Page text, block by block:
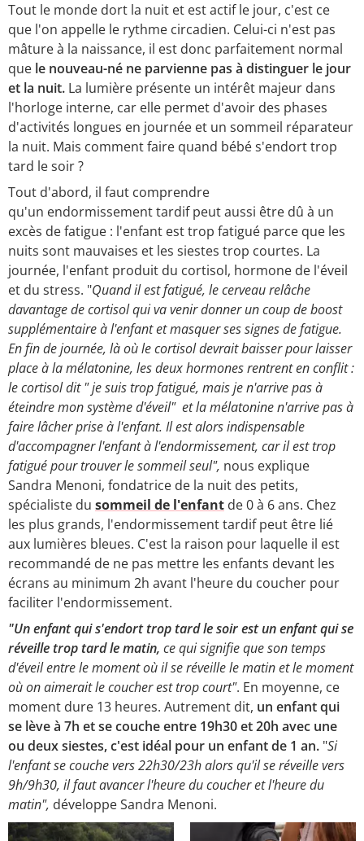
Tout le monde dort la nuit et est actif le jour, c'est ce
que l'on appelle le rythme circadien. Celui-ci n'est pas
mâture à la naissance, il est donc parfaitement normal
que le nouveau-né ne parvienne pas à distinguer le jour
et la nuit. La lumière présente un intérêt majeur dans
l'horloge interne, car elle permet d'avoir des phases
d'activités longues en journée et un sommeil réparateur
la nuit. Mais comment faire quand bébé s'endort trop
tard le soir ?
Tout d'abord, il faut comprendre
qu'un endormissement tardif peut aussi être dû à un
excès de fatigue : l'enfant est trop fatigué parce que les
nuits sont mauvaises et les siestes trop courtes. La
journée, l'enfant produit du cortisol, hormone de l'éveil
et du stress. "Quand il est fatigué, le cerveau relâche
davantage de cortisol qui va venir donner un coup de boost
supplémentaire à l'enfant et masquer ses signes de fatigue.
En fin de journée, là où le cortisol devrait baisser pour laisser
place à la mélatonine, les deux hormones rentrent en conflit :
le cortisol dit " je suis trop fatigué, mais je n'arrive pas à
éteindre mon système d'éveil" et la mélatonine n'arrive pas à
faire lâcher prise à l'enfant. Il est alors indispensable
d'accompagner l'enfant à l'endormissement, car il est trop
fatigué pour trouver le sommeil seul", nous explique
Sandra Menoni, fondatrice de la nuit des petits,
spécialiste du sommeil de l'enfant de 0 à 6 ans. Chez
les plus grands, l'endormissement tardif peut être lié
aux lumières bleues. C'est la raison pour laquelle il est
recommandé de ne pas mettre les enfants devant les
écrans au minimum 2h avant l'heure du coucher pour
faciliter l'endormissement.
"Un enfant qui s'endort trop tard le soir est un enfant qui se
réveille trop tard le matin, ce qui signifie que son temps
d'éveil entre le moment où il se réveille le matin et le moment
où on aimerait le coucher est trop court". En moyenne, ce
moment dure 13 heures. Autrement dit, un enfant qui
se lève à 7h et se couche entre 19h30 et 20h avec une
ou deux siestes, c'est idéal pour un enfant de 1 an. "Si
l'enfant se couche vers 22h30/23h alors qu'il se réveille vers
9h/9h30, il faut avancer l'heure du coucher et l'heure du
matin", développe Sandra Menoni.